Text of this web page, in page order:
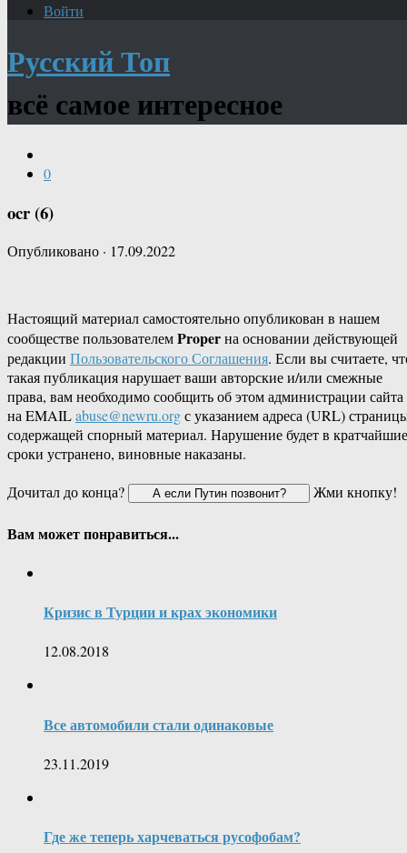
Войти
Русский Топ
всё самое интересное
0
ocr (6)
Опубликовано · 17.09.2022
Настоящий материал самостоятельно опубликован в нашем
сообществе пользователемProperна основании действующей
редакции Пользовательского Соглашения. Если вы считаете,
такая публикация нарушает ваши авторские и/или смежные
права, вам необходимо сообщить об этом администрации сайта
на EMAILabuse@newru.orgс указанием адреса (URL)
содержащей спорный материал. Нарушение будет в кратчайшие
сроки устранено, виновные наказаны.
Дочитал до конца?
Жми кнопку!
Вам может понравиться...
Кризис в Турции и крах экономики
12.08.2018
Все автомобили стали одинаковые
23.11.2019
Где же теперь харчеваться русофобам?